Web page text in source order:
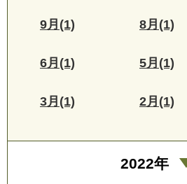
9月(1) 8月(1)
6月(1) 5月(1)
3月(1) 2月(1)
2022年